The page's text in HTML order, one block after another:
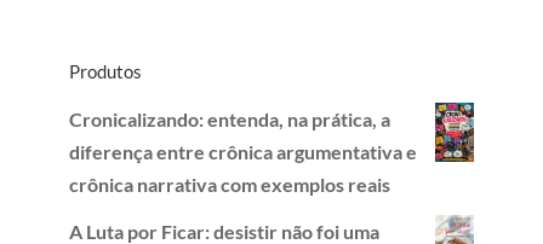
Produtos
Cronicalizando: entenda, na prática, a
diferença entre crônica argumentativa e
crônica narrativa com exemplos reais
A Luta por Ficar: desistir não foi uma